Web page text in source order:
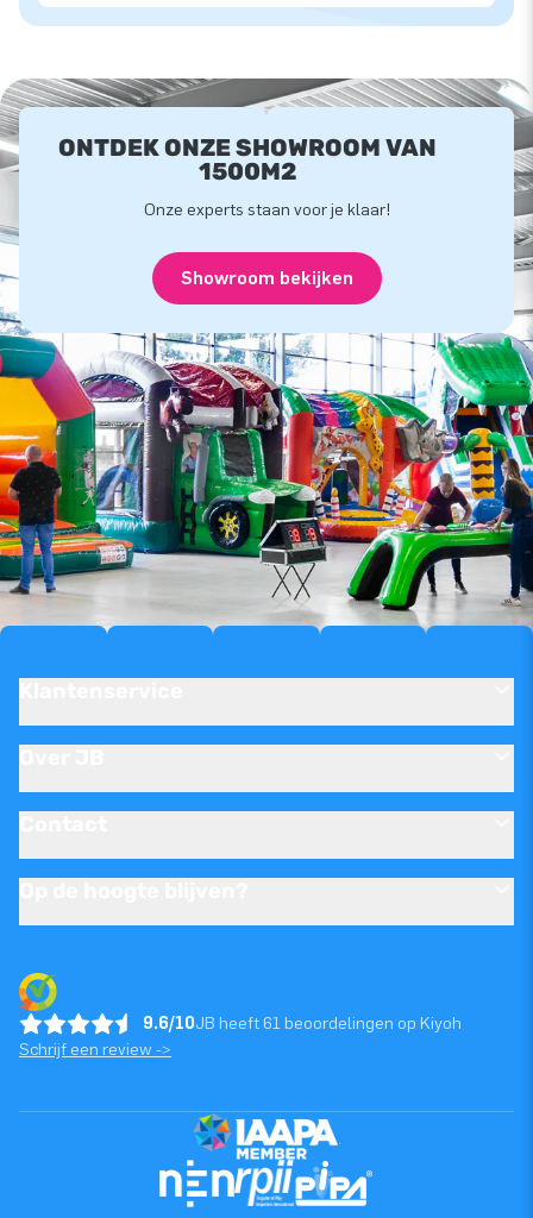
ONTDEK ONZE SHOWROOM VAN
1500M2
Onze experts staan voor je klaar!
Showroom bekijken
9.6/10JB heeft 61 beoordelingen op Kiyoh
Schrijf een review ->